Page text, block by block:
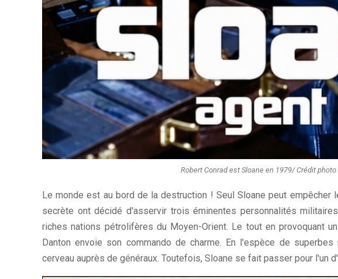
Robert Conrad est Sloane en 1979/ Crédit photo
Le monde est au bord de la destruction ! Seul Sloane peut empêcher
secrète ont décidé d'asservir trois éminentes personnalités
riches nations pétrolifères du Moyen-Orient. Le tout en provoquant
Danton envoie son commando de charme. En l'espèce de
cerveau auprès de généraux. Toutefois, Sloane se fait passer pour l'un